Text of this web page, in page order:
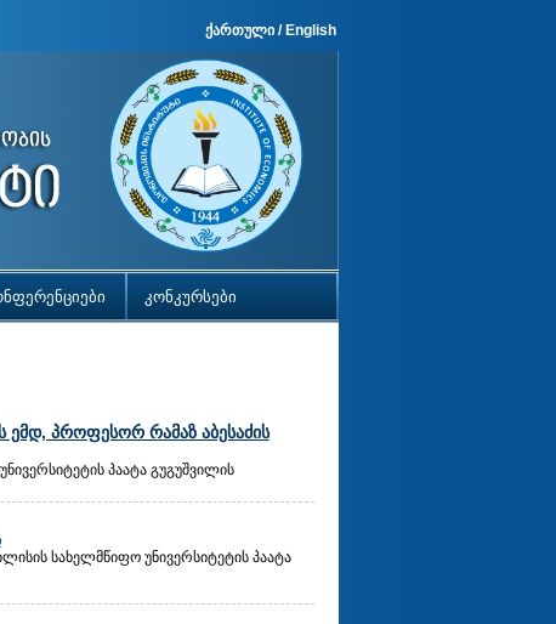
ქართული/ English
კონკურსები
ემდ, პროფესორ რამაზ აბესაძის
პაატა გუგუშვილის
სახელმწიფო უნივერსიტეტის პაატა